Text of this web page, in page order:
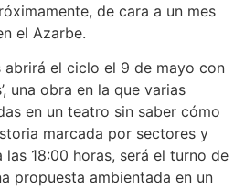
de cara a un mes
el Azarbe.
el ciclo el 9 de mayo con
una obra en la que varias
en un teatro sin saber cómo
marcada por sectores y
las 18:00 horas, será el turno de
propuesta ambientada en un